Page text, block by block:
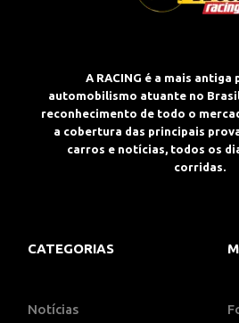
A RACING é a mais antiga
automobilismo atuante no
reconhecimento de todo o
a cobertura das principais
carros e notícias, todos os
corridas.
CATEGORIAS
Notícias